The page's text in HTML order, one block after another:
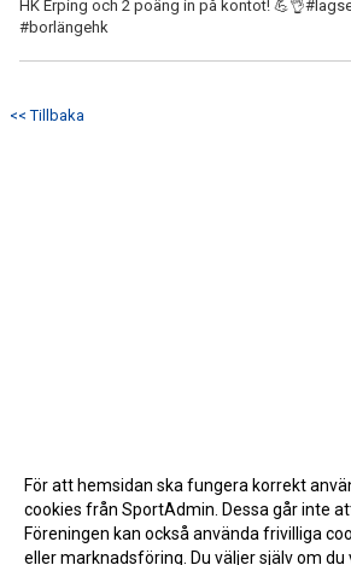
HK Erping och 2 poäng in på kontot!
#borlängehk
<< Tillbaka
För att hemsidan ska fungera korrekt
cookies från SportAdmin. Dessa går inte
Föreningen kan också använda frivilliga
eller marknadsföring. Du väljer själv om du